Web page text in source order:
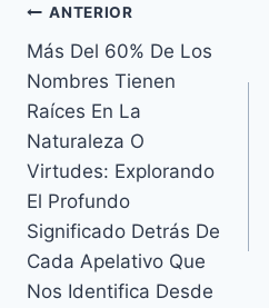
Navegación
de
entradas
ANTERIOR
Más Del 60% De Los
Nombres Tienen
Raíces En La
Naturaleza O
Virtudes: Explorando
El Profundo
Significado Detrás De
Cada Apelativo Que
Nos Identifica Desde